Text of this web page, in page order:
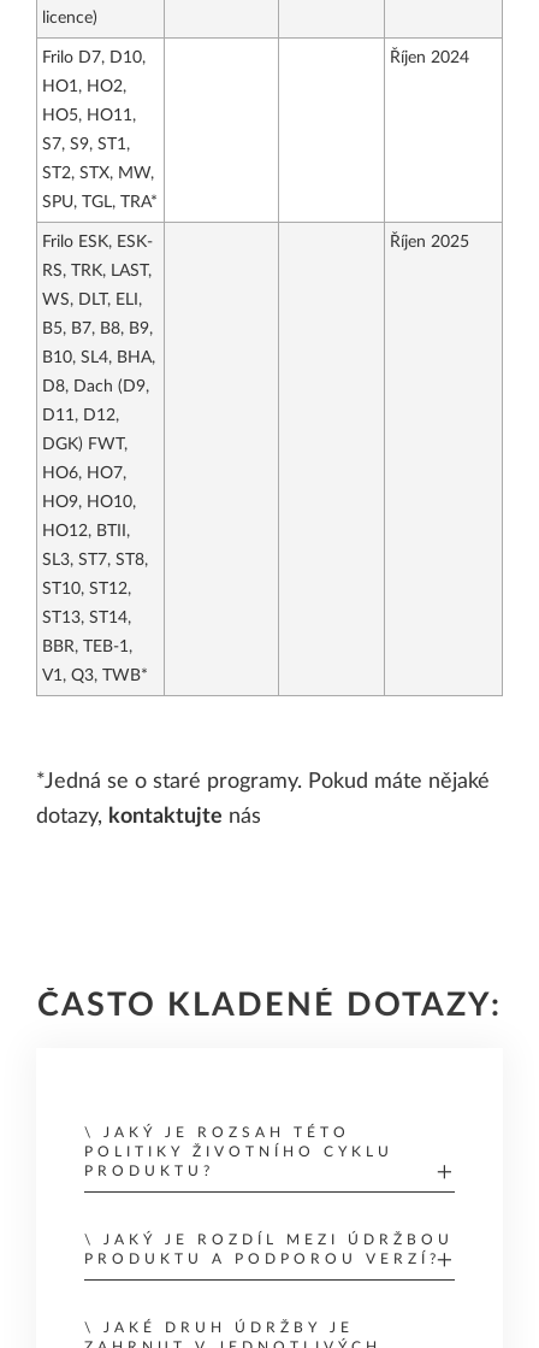
licence)
Frilo D7, D10,
HO1, HO2,
HO5, HO11,
S7, S9, ST1,
ST2, STX, MW,
SPU, TGL, TRA*
Říjen 2024
Frilo ESK, ESK-
RS, TRK, LAST,
WS, DLT, ELI,
B5, B7, B8, B9,
B10, SL4, BHA,
D8, Dach (D9,
D11, D12,
DGK) FWT,
HO6, HO7,
HO9, HO10,
HO12, BTII,
SL3, ST7, ST8,
ST10, ST12,
ST13, ST14,
BBR, TEB-1,
V1, Q3, TWB*
Říjen 2025
*Jedná se o staré programy. Pokud máte nějaké
dotazy, kontaktujte nás
ČASTO KLADENÉ DOTAZY:
JAKÝ JE ROZSAH TÉTO
POLITIKY ŽIVOTNÍHO CYKLU
PRODUKTU?
se vztahuje na desktopové produkty
Software), SCIA a SDS2, verze a
JAKÝ JE ROZDÍL MEZI ÚDRŽBOU
PRODUKTU A PODPOROU VERZÍ?
aktualizací softwaru, které může
JAKÉ DRUH ÚDRŽBY JE